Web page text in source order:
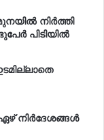
നിർത്തി
പിടിയിൽ
നിര്‍ദേശങ്ങള്‍